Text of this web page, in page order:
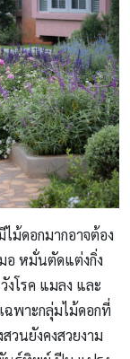
ม้ดอกมากอาจต้อง
อ หมั่นตัดแต่งกิ่ง
งโรค แมลง และ
พาะกลุ่มไม้ดอกที่
นยังคงสวยงาม